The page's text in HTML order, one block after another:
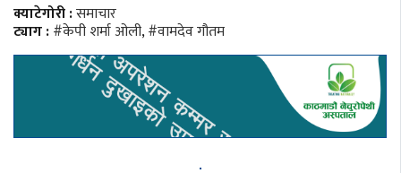
क्याटेगोरी :समाचार
ट्याग :#केपी शर्मा ओली,#वामदेव गौतम